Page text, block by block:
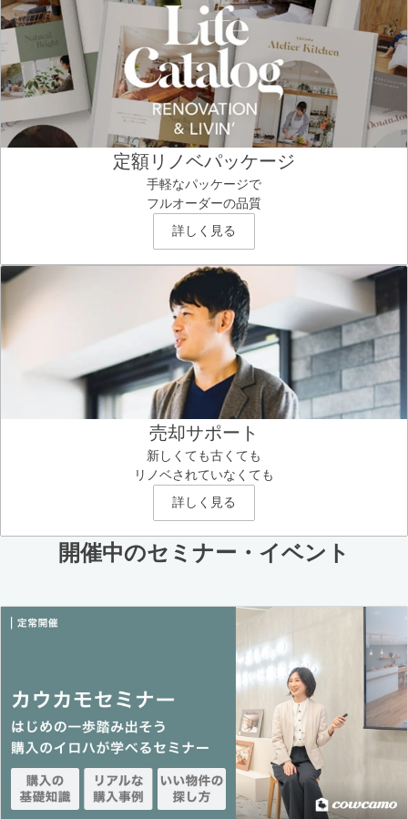
定額リノベパッケージ
手軽なパッケージで
フルオーダーの品質
詳しく見る
売却サポート
新しくても古くても
リノベされていなくても
詳しく見る
開催中のセミナー・イベント